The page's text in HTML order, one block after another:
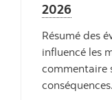
2026
Résumé des
influencé les
commentaire
conséquences.